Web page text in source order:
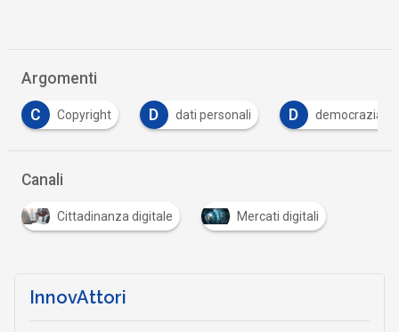
Argomenti
D dati personali D democrazia D direttiva
Canali
Cittadinanza digitale Mercati digitali
InnovAttori